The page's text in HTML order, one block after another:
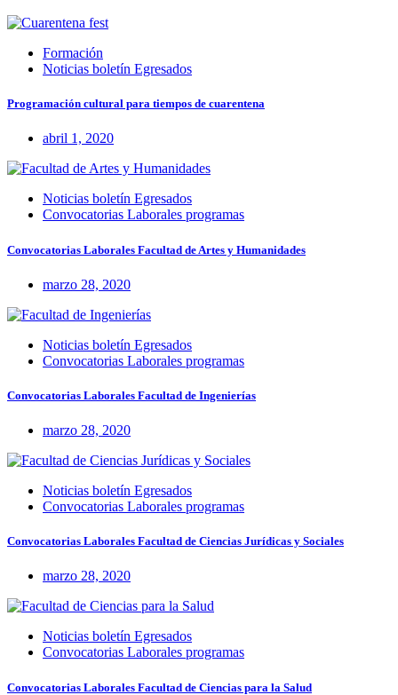
Formación
Noticias boletín Egresados
Programación cultural para tiempos de cuarentena
abril 1, 2020
Noticias boletín Egresados
Convocatorias Laborales programas
Convocatorias Laborales Facultad de Artes y Humanidades
marzo 28, 2020
Noticias boletín Egresados
Convocatorias Laborales programas
Convocatorias Laborales Facultad de Ingenierías
marzo 28, 2020
Noticias boletín Egresados
Convocatorias Laborales programas
Convocatorias Laborales Facultad de Ciencias Jurídicas y Sociales
marzo 28, 2020
Noticias boletín Egresados
Convocatorias Laborales programas
Convocatorias Laborales Facultad de Ciencias para la Salud